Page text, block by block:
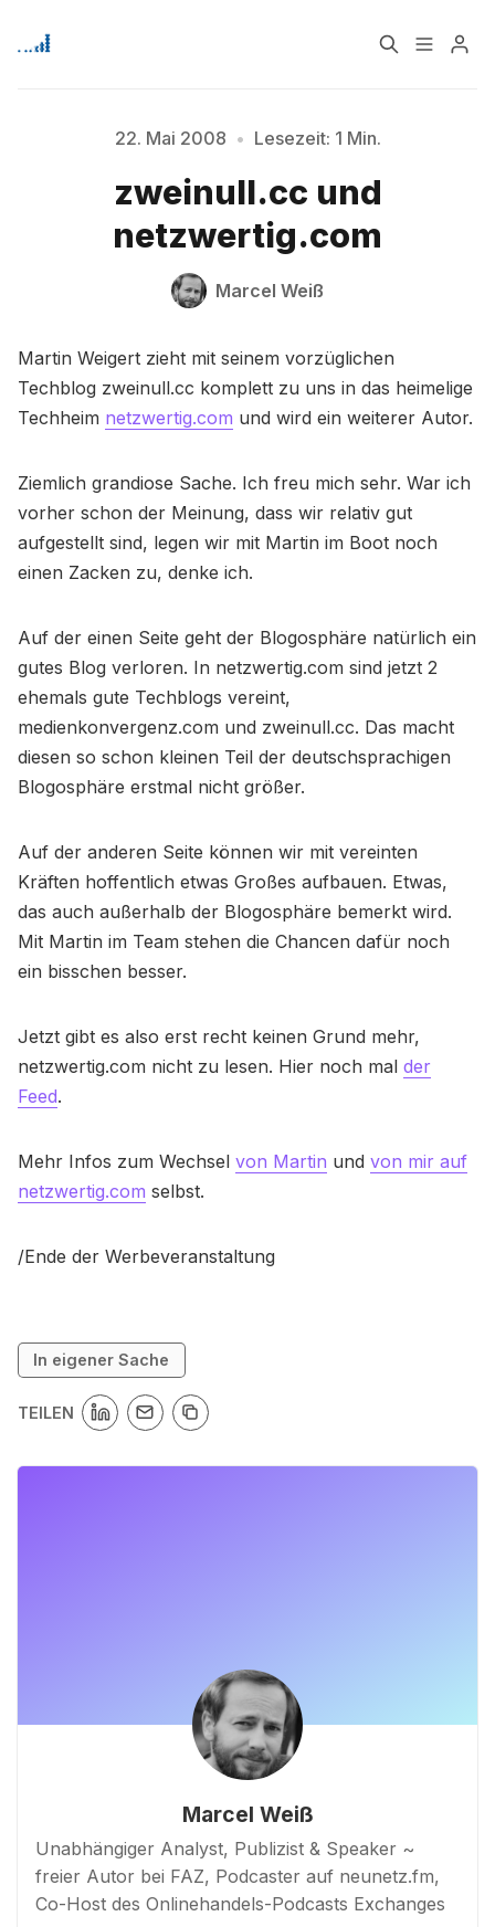
Bitte geben Sie mindestens 3 Zeichen ein
22. Mai 2008 • Lesezeit: 1 Min.
zweinull.cc und
netzwertig.com
Marcel Weiß
Martin Weigert zieht mit seinem vorzüglichen
Techblog zweinull.cc komplett zu uns in das heimelige
Techheim netzwertig.com und wird ein weiterer Autor.
Ziemlich grandiose Sache. Ich freu mich sehr. War ich
vorher schon der Meinung, dass wir relativ gut
aufgestellt sind, legen wir mit Martin im Boot noch
einen Zacken zu, denke ich.
Auf der einen Seite geht der Blogosphäre natürlich ein
gutes Blog verloren. In netzwertig.com sind jetzt 2
ehemals gute Techblogs vereint,
medienkonvergenz.com und zweinull.cc. Das macht
diesen so schon kleinen Teil der deutschsprachigen
Blogosphäre erstmal nicht größer.
Auf der anderen Seite können wir mit vereinten
Kräften hoffentlich etwas Großes aufbauen. Etwas,
das auch außerhalb der Blogosphäre bemerkt wird.
Mit Martin im Team stehen die Chancen dafür noch
ein bisschen besser.
Jetzt gibt es also erst recht keinen Grund mehr,
netzwertig.com nicht zu lesen. Hier noch mal der
Feed.
Mehr Infos zum Wechsel von Martin und von mir auf
netzwertig.com selbst.
/Ende der Werbeveranstaltung
In eigener Sache
TEILEN
Marcel Weiß
Unabhängiger Analyst, Publizist & Speaker ~
freier Autor bei FAZ, Podcaster auf neunetz.fm,
Co-Host des Onlinehandels-Podcasts Exchanges